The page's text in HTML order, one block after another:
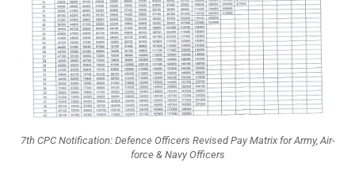
7th CPC Notification: Defence Officers Revised Pay Matrix for Army, Air-
force & Navy Officers